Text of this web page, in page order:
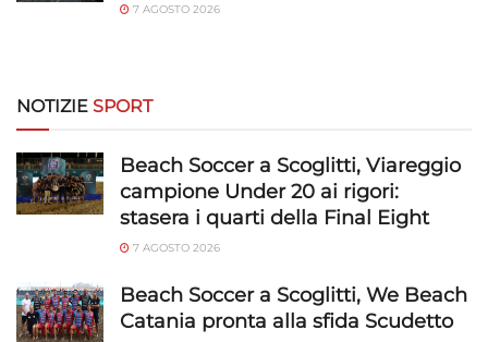
7 AGOSTO 2026
NOTIZIE SPORT
Beach Soccer a Scoglitti, Viareggio
campione Under 20 ai rigori:
stasera i quarti della Final Eight
7 AGOSTO 2026
Beach Soccer a Scoglitti, We Beach
Catania pronta alla sfida Scudetto